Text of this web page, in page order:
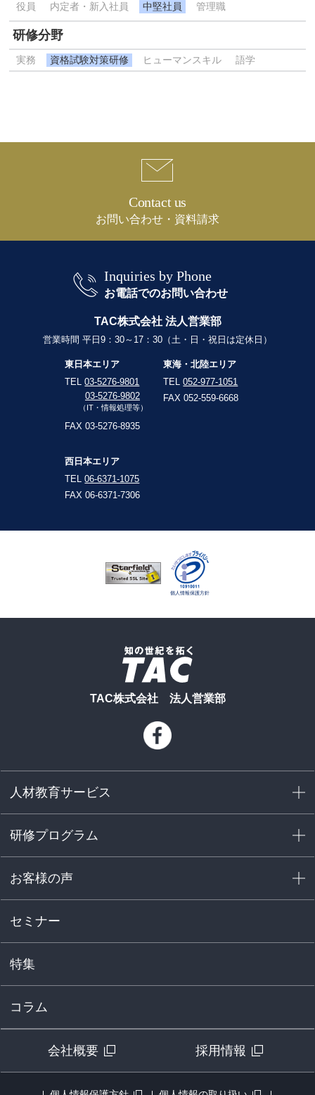
役員 内定者・新入社員 中堅社員 管理職
研修分野
実務 資格試験対策研修 ヒューマンスキル 語学
Contact us
お問い合わせ・資料請求
Inquiries by Phone
お電話でのお問い合わせ
TAC株式会社 法人営業部
営業時間 平日9：30～17：30（土・日・祝日は定休日）
東日本エリア
TEL03-5276-9801
03-5276-9802
（IT・情報処理等）
FAX 03-5276-8935
東海・北陸エリア
TEL052-977-1051
FAX 052-559-6668
西日本エリア
TEL06-6371-1075
FAX 06-6371-7306
TAC株式会社 法人営業部
人材教育サービス
研修プログラム
お客様の声
セミナー
特集
コラム
会社概要 採用情報